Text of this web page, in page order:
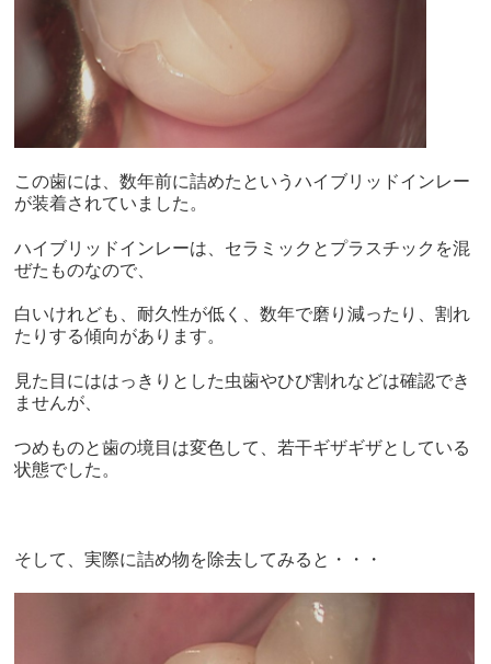
この歯には、数年前に詰めたというハイブリッドインレー
が装着されていました。
ハイブリッドインレーは、セラミックとプラスチックを混
ぜたものなので、
白いけれども、耐久性が低く、数年で磨り減ったり、割れ
たりする傾向があります。
見た目にははっきりとした虫歯やひび割れなどは確認でき
ませんが、
つめものと歯の境目は変色して、若干ギザギザとしている
状態でした。
そして、実際に詰め物を除去してみると・・・